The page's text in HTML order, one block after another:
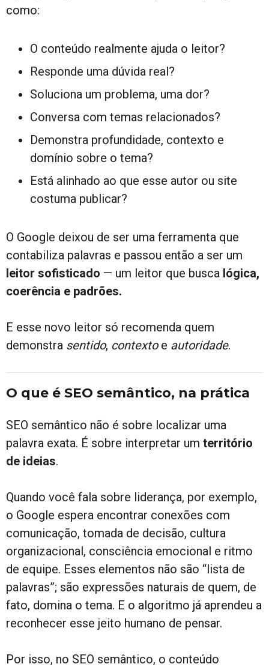
como:
O conteúdo realmente ajuda o leitor?
Responde uma dúvida real?
Soluciona um problema, uma dor?
Conversa com temas relacionados?
Demonstra profundidade, contexto e
domínio sobre o tema?
Está alinhado ao que esse autor ou site
costuma publicar?
O Google deixou de ser uma ferramenta que
contabiliza palavras e passou então a ser um
leitor sofisticado — um leitor que busca lógica,
coerência e padrões.
E esse novo leitor só recomenda quem
demonstra sentido, contextoe autoridade.
O que é SEO semântico, na prática
SEO semântico não é sobre localizar uma
palavra exata. É sobre interpretar um território
de ideias.
Quando você fala sobre liderança, por exemplo,
o Google espera encontrar conexões com
comunicação, tomada de decisão, cultura
organizacional, consciência emocional e ritmo
de equipe. Esses elementos não são “lista de
palavras”; são expressões naturais de quem, de
fato, domina o tema. E o algoritmo já aprendeu a
reconhecer esse jeito humano de pensar.
Por isso, no SEO semântico, o conteúdo